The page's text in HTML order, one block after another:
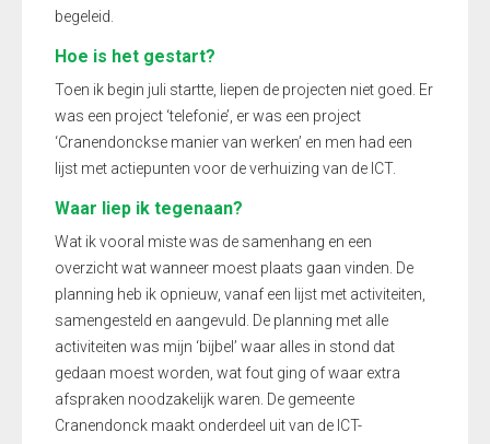
begeleid.
Hoe is het gestart?
Toen ik begin juli startte, liepen de projecten niet goed. Er
was een project ‘telefonie’, er was een project
‘Cranendonckse manier van werken’ en men had een
lijst met actiepunten voor de verhuizing van de ICT.
Waar liep ik tegenaan?
Wat ik vooral miste was de samenhang en een
overzicht wat wanneer moest plaats gaan vinden. De
planning heb ik opnieuw, vanaf een lijst met activiteiten,
samengesteld en aangevuld. De planning met alle
activiteiten was mijn ‘bijbel’ waar alles in stond dat
gedaan moest worden, wat fout ging of waar extra
afspraken noodzakelijk waren. De gemeente
Cranendonck maakt onderdeel uit van de ICT-